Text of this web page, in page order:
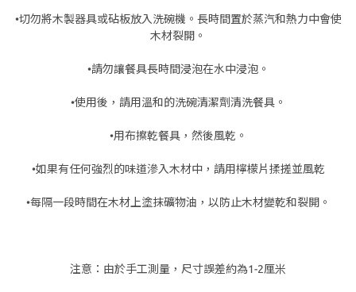
•切勿將木製器具或砧板放入洗碗機。長時間置於蒸汽和熱力中會使
木材裂開。
•請勿讓餐具長時間浸泡在水中浸泡。
•使用後，請用溫和的洗碗清潔劑清洗餐具。
•用布擦乾餐具，然後風乾。
•如果有任何強烈的味道滲入木材中，請用檸檬片揉搓並風乾
•每隔一段時間在木材上塗抹礦物油，以防止木材變乾和裂開。
注意：由於手工測量，尺寸誤差約為1-2厘米